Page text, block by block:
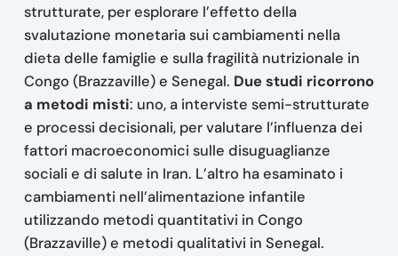
strutturate, per esplorare l’effetto della
svalutazione monetaria sui cambiamenti nella
dieta delle famiglie e sulla fragilità nutrizionale in
Congo (Brazzaville) e Senegal. Due studi ricorrono
a metodi misti: uno, a interviste semi-strutturate
e processi decisionali, per valutare l’influenza dei
fattori macroeconomici sulle disuguaglianze
sociali e di salute in Iran. L’altro ha esaminato i
cambiamenti nell’alimentazione infantile
utilizzando metodi quantitativi in ​​Congo
(Brazzaville) e metodi qualitativi in ​​Senegal.